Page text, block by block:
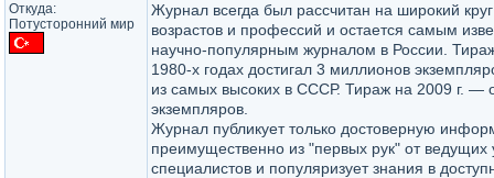
Откуда:
Потусторонний мир
Журнал всегда был рассчитан на широкий
возрастов и профессий и остается самым
научно-популярным журналом в России.
1980-х годах достигал 3 миллионов
из самых высоких в СССР. Тираж на 2009 г. —
экземпляров.
Журнал публикует только достоверную
преимущественно из "первых рук" от ведущих
специалистов и популяризует знания в